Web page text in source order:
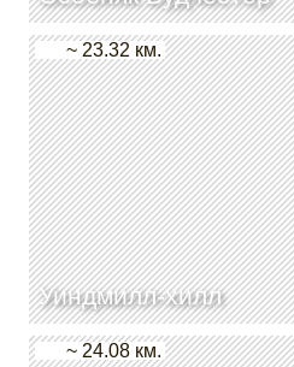
Уиндмилл-хилл
~ 23.32 км.
~ 24.08 км.